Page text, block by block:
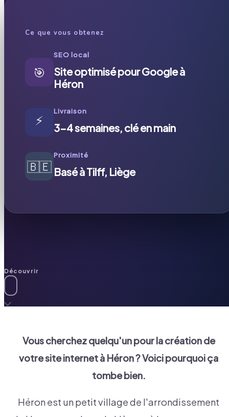
Ce que vous obtenez
🎯
SEO local
Site optimisé pour Google à
Héron
⚡
Livraison
3-4 semaines, clé en main
🇧🇪
Proximité
Basé à Tilff, Liège
Découvrir
Vous cherchez quelqu'un pour la création de
votre site internet à Héron? Voici pourquoi ça
tombe bien.
Héron est un petit village de l'arrondissement